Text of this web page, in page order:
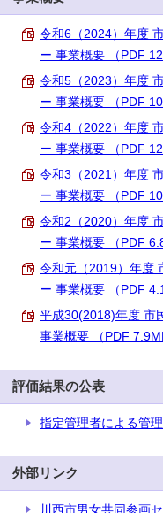
令和6（2024）年度
ー 事業概要 （PDF
令和5（2023）年度
ー 事業概要 （PDF
令和4（2022）年度
ー 事業概要 （PDF
令和3（2021）年度
ー 事業概要 （PDF
令和2（2020）年度
ー 事業概要 （PDF
令和元（2019）年度
ー 事業概要 （PDF
平成30(2018)年度 市
事業概要 （PDF
評価結果の公表
指定管理者による管
外部リンク
川西市男女共同参画